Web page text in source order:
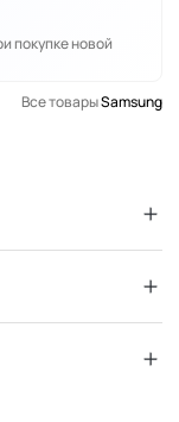
покупке новой
Все товарыSamsung